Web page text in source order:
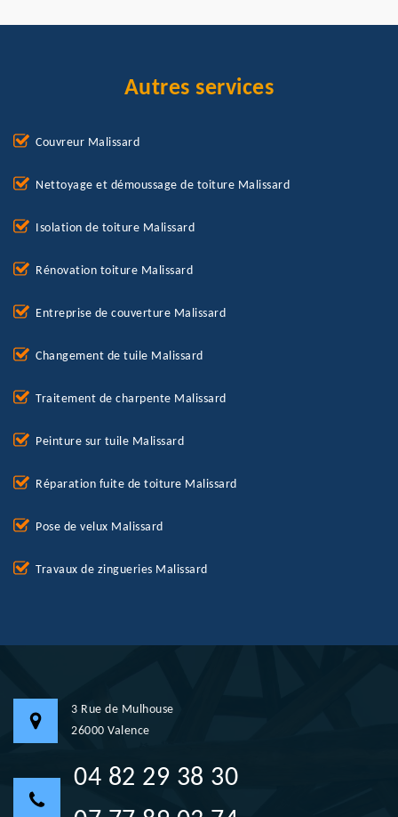
Autres services
Couvreur Malissard
Nettoyage et démoussage de toiture Malissard
Isolation de toiture Malissard
Rénovation toiture Malissard
Entreprise de couverture Malissard
Changement de tuile Malissard
Traitement de charpente Malissard
Peinture sur tuile Malissard
Réparation fuite de toiture Malissard
Pose de velux Malissard
Travaux de zingueries Malissard
3 Rue de Mulhouse
26000 Valence
04 82 29 38 30